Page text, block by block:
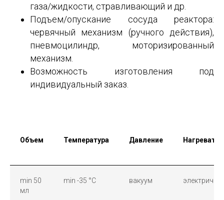
газа/жидкости, стравливающий и др.
Подъем/опускание сосуда реактора:
червячный механизм (ручного действия),
пневмоцилиндр, моторизированный
механизм.
Возможность изготовления под
индивидуальный заказ.
Объем Температура Давление
min 50
мл
min -35 °C вакуум